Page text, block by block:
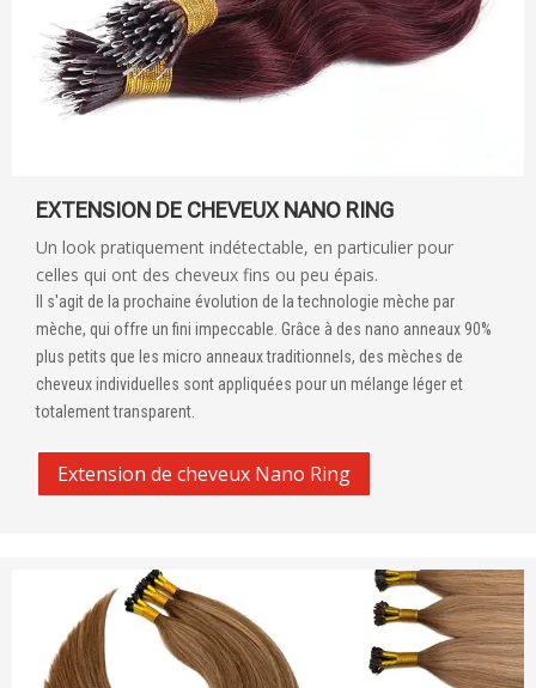
EXTENSION DE CHEVEUX NANO RING
Un look pratiquement indétectable, en particulier pour
celles qui ont des cheveux fins ou peu épais.
Il s'agit de la prochaine évolution de la technologie mèche par
mèche, qui offre un fini impeccable. Grâce à des nano anneaux 90%
plus petits que les micro anneaux traditionnels, des mèches de
cheveux individuelles sont appliquées pour un mélange léger et
totalement transparent.
Extension de cheveux Nano Ring